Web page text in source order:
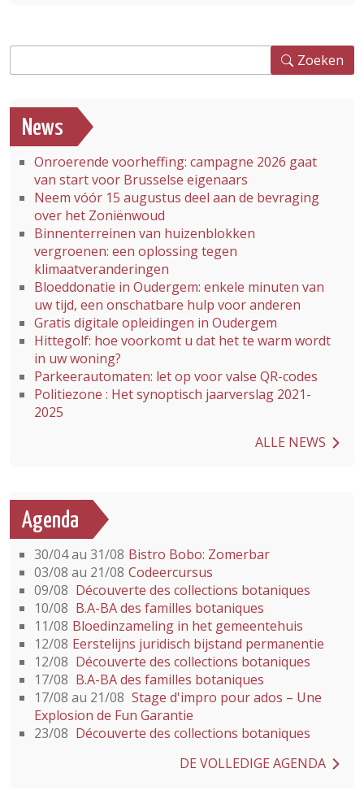
Zoeken
News
Onroerende voorheffing: campagne 2026 gaat
van start voor Brusselse eigenaars
Neem vóór 15 augustus deel aan de bevraging
over het Zoniënwoud
Binnenterreinen van huizenblokken
vergroenen: een oplossing tegen
klimaatveranderingen
Bloeddonatie in Oudergem: enkele minuten van
uw tijd, een onschatbare hulp voor anderen
Gratis digitale opleidingen in Oudergem
Hittegolf: hoe voorkomt u dat het te warm wordt
in uw woning?
Parkeerautomaten: let op voor valse QR-codes
Politiezone : Het synoptisch jaarverslag 2021-
2025
ALLE NEWS
Agenda
30/04 au 31/08 Bistro Bobo: Zomerbar
03/08 au 21/08 Codeercursus
09/08 Découverte des collections botaniques
10/08 B.A-BA des familles botaniques
11/08 Bloedinzameling in het gemeentehuis
12/08 Eerstelijns juridisch bijstand permanentie
12/08 Découverte des collections botaniques
17/08 B.A-BA des familles botaniques
17/08 au 21/08 Stage d'impro pour ados – Une
Explosion de Fun Garantie
23/08 Découverte des collections botaniques
DE VOLLEDIGE AGENDA